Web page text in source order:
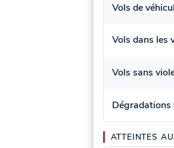
Vols de
Vols dans les
Vols sans
Dégradations
ATTEINTES